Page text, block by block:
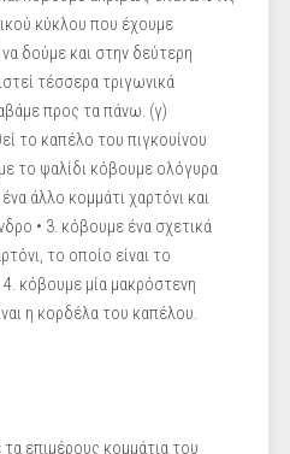
κύκλου που έχουμε
δούμε και στην δεύτερη
τέσσερα τριγωνικά
προς τα πάνω. (γ)
το καπέλο του πιγκουίνου
το ψαλίδι κόβουμε ολόγυρα
άλλο κομμάτι χαρτόνι και
• 3. κόβουμε ένα σχετικά
το οποίο είναι το
κόβουμε μία μακρόστενη
η κορδέλα του καπέλου.
επιμέρους κομμάτια του